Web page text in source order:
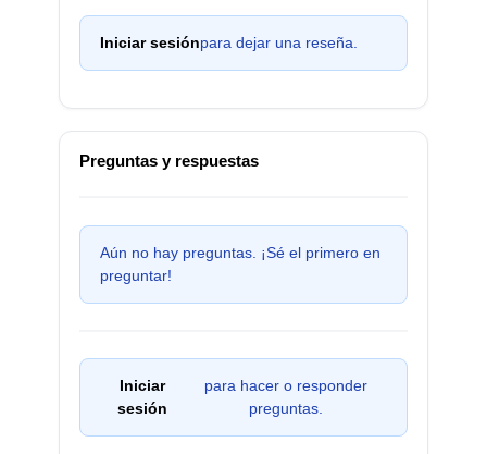
Iniciar sesiónpara dejar una reseña.
Preguntas y respuestas
Aún no hay preguntas. ¡Sé el primero en
preguntar!
Iniciar
sesión
para hacer o responder
preguntas.